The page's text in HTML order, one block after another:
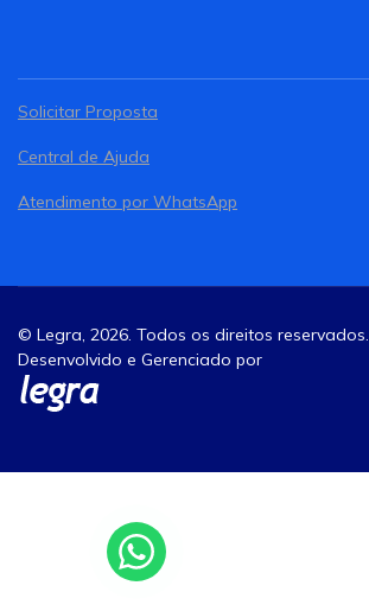
Solicitar Proposta
Central de Ajuda
Atendimento por WhatsApp
© Legra, 2026. Todos os direitos reservados.
Desenvolvido e Gerenciado por